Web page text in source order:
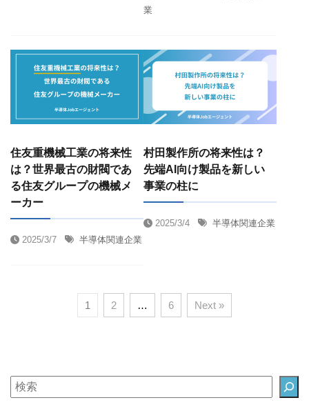
業
住友重機械工業の将来性
は？世界最古の財閥であ
る住友グループの機械メ
ーカー
2025/3/7 半導体関連企業
村田製作所の将来性は？
先端AI向け製品を新しい
事業の柱に
2025/3/4 半導体関連企業
1 2 … 6 Next »